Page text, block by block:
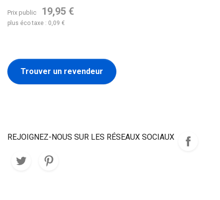
Prix public 19,95 €
plus éco taxe : 0,09 €
Trouver un revendeur
REJOIGNEZ-NOUS SUR LES RÉSEAUX SOCIAUX